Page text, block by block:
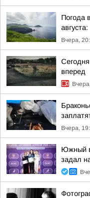
Погода
августа:
Вчера,
вперед
Вчера,
Южный
задал